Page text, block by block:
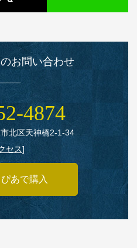
お問い合わせ
北区天神橋2‑1‑34
セス]
あで購入